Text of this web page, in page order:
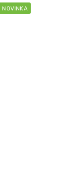
NOVINKA